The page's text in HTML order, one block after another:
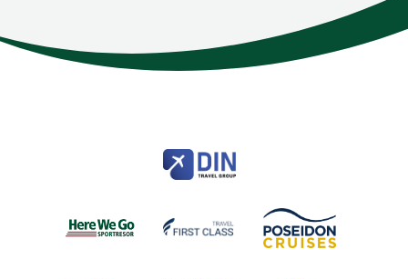
235 39
Telefon040 45 63 50
| ©2026
Org nr 5565262721